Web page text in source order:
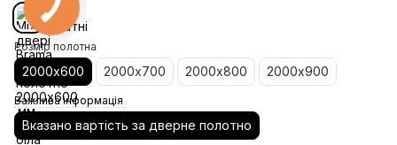
Розмір полотна
2000х600 2000х700 2000х800 2000х900
Важлива інформація
Вказано вартість за дверне полотно